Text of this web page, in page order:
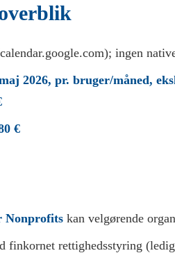
ingen
2026, pr. bruger/måned,
€
Nonprofits kan velgørende
finkornet rettighedsstyring